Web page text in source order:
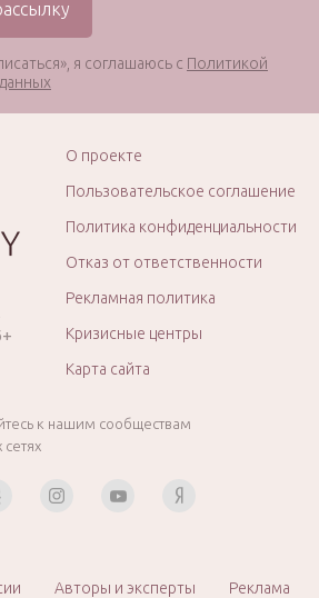
я соглашаюсь с Политикой
О проекте
Пользовательское соглашение
Политика конфиденциальности
Отказ от ответственности
Рекламная политика
Кризисные центры
Карта сайта
к нашим сообществам
сетях
Авторы и эксперты Реклама